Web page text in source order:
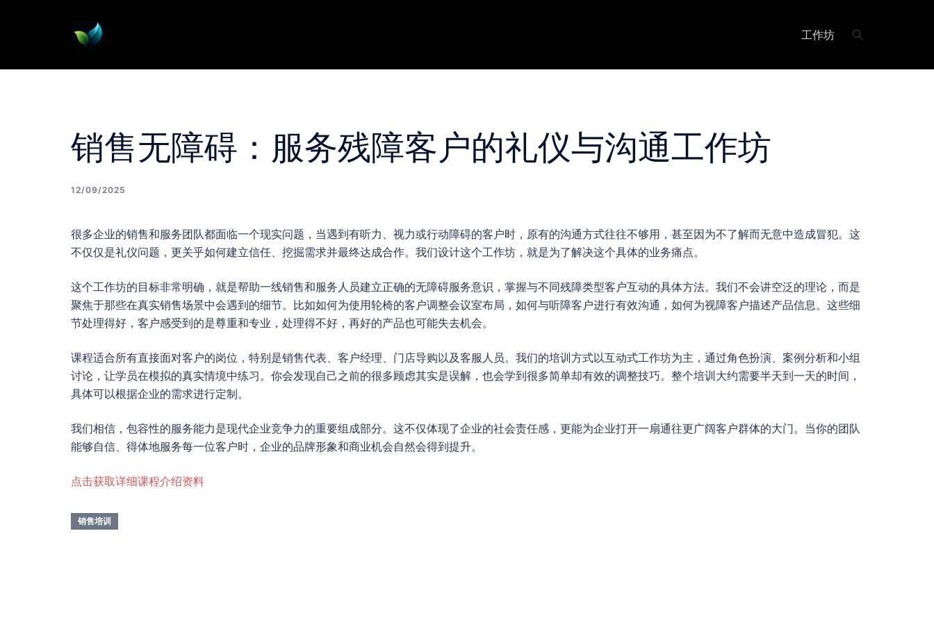
工作坊
销售无障碍：服务残障客户的礼仪与沟通工作坊
12/09/2025
很多企业的销售和服务团队都面临一个现实问题，当遇到有听力、视力或行动障碍的客户时，原有的沟通方式往往不够用，甚至因为不了解而无意中造成冒犯。这
不仅仅是礼仪问题，更关乎如何建立信任、挖掘需求并最终达成合作。我们设计这个工作坊，就是为了解决这个具体的业务痛点。
这个工作坊的目标非常明确，就是帮助一线销售和服务人员建立正确的无障碍服务意识，掌握与不同残障类型客户互动的具体方法。我们不会讲空泛的理论，而是
聚焦于那些在真实销售场景中会遇到的细节。比如如何为使用轮椅的客户调整会议室布局，如何与听障客户进行有效沟通，如何为视障客户描述产品信息。这些细
节处理得好，客户感受到的是尊重和专业，处理得不好，再好的产品也可能失去机会。
课程适合所有直接面对客户的岗位，特别是销售代表、客户经理、门店导购以及客服人员。我们的培训方式以互动式工作坊为主，通过角色扮演、案例分析和小组
讨论，让学员在模拟的真实情境中练习。你会发现自己之前的很多顾虑其实是误解，也会学到很多简单却有效的调整技巧。整个培训大约需要半天到一天的时间，
具体可以根据企业的需求进行定制。
我们相信，包容性的服务能力是现代企业竞争力的重要组成部分。这不仅体现了企业的社会责任感，更能为企业打开一扇通往更广阔客户群体的大门。当你的团队
能够自信、得体地服务每一位客户时，企业的品牌形象和商业机会自然会得到提升。
点击获取详细课程介绍资料
销售培训